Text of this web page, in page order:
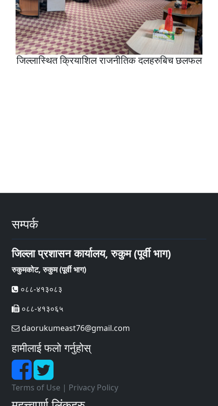
जिल्लास्थित क्रियाशिल राजनीतिक दलहरुबिच छलफल
सम्पर्क
जिल्ला प्रशासन कार्यालय, रुकुम (पूर्वी भाग)
रुकुमकोट, रुकुम (पूर्वी भाग)
०८८-४१३०८३
०८८-४१३०६५
daorukumeast76@gmail.com
हामीलाई फलो गर्नुहोस्
Terms of Use | Privacy Policy